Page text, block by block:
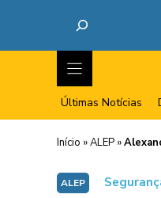
Últimas Notícias
Início »ALEP »
ALEP